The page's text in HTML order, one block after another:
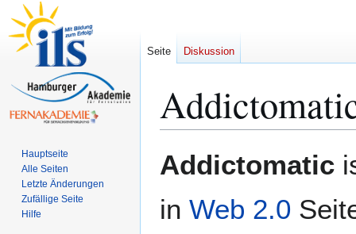
Navigation
Suche
Addictomatic
in Web 2.0
Seite Diskussion
Hauptseite
Alle Seiten
Letzte Änderungen
Zufällige Seite
Hilfe